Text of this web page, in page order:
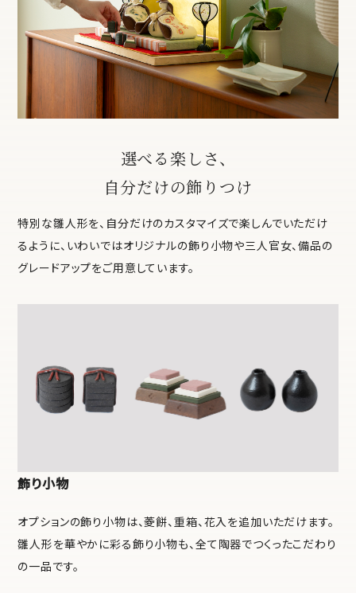
選べる楽しさ、
自分だけの飾りつけ
特別な雛人形を、自分だけのカスタマイズで楽しんでいただけ
るように、いわいではオリジナルの飾り小物や三人官女、備品の
グレードアップをご用意しています。
飾り小物
オプションの飾り小物は、菱餅、重箱、花入を追加いただけます。
雛人形を華やかに彩る飾り小物も、全て陶器でつくったこだわり
の一品です。